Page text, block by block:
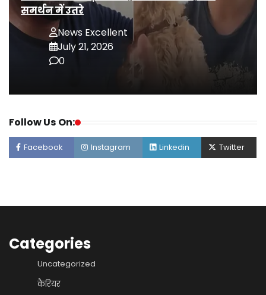
समर्थन में उतरे
News Excellent
July 21, 2026
0
Follow Us On:
Facebook Instagram Linkedin Twitter
Categories
Uncategorized
कैरियर